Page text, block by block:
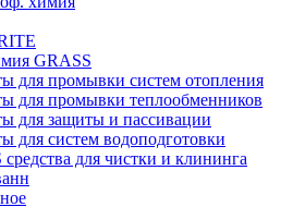
GRASS
для промывки систем отопления
для промывки теплообменников
для защиты и пассивации
для систем водоподготовки
для чистки и клининга